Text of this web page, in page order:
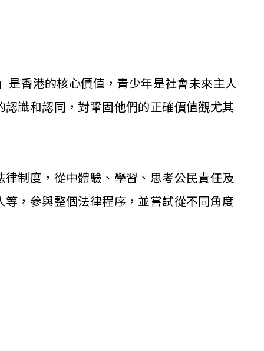
香港的核心價值，青少年是社會未來主人
識和認同，對鞏固他們的正確價值觀尤其
制度，從中體驗、學習、思考公民責任及
，參與整個法律程序，並嘗試從不同角度